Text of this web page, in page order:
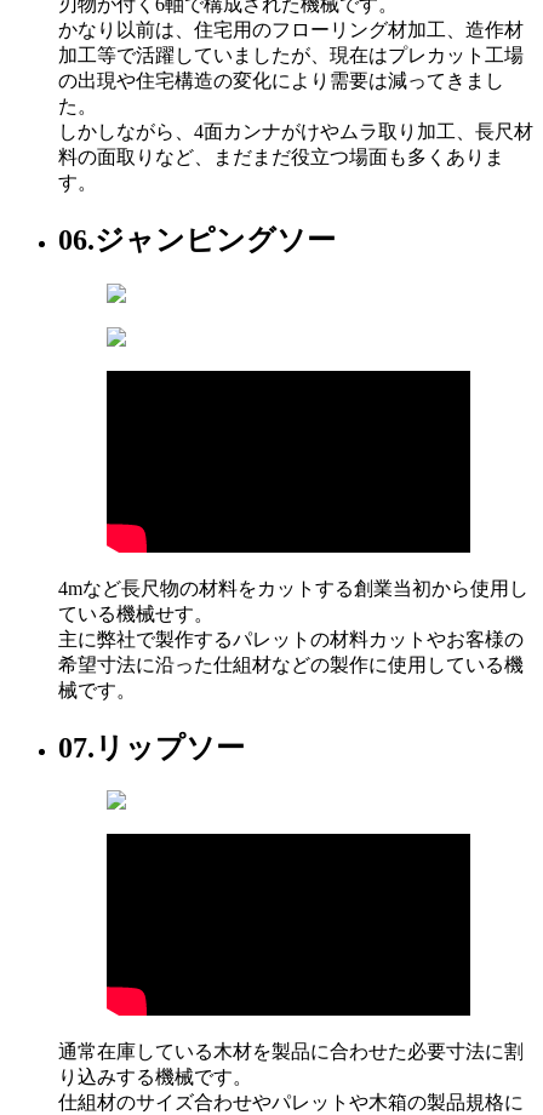
かなり以前は、住宅用のフローリング材加工、造作材
加工等で活躍していましたが、現在はプレカット工場
の出現や住宅構造の変化により需要は減ってきまし
た。
しかしながら、4面カンナがけやムラ取り加工、長尺材
料の面取りなど、まだまだ役立つ場面も多くありま
す。
06.ジャンピングソー
4mなど長尺物の材料をカットする創業当初から使用し
ている機械せす。
主に弊社で製作するパレットの材料カットやお客様の
希望寸法に沿った仕組材などの製作に使用している機
械です。
07. リップソー
通常在庫している木材を製品に合わせた必要寸法に割
り込みする機械です。
仕組材のサイズ合わせやパレットや木箱の製品規格に